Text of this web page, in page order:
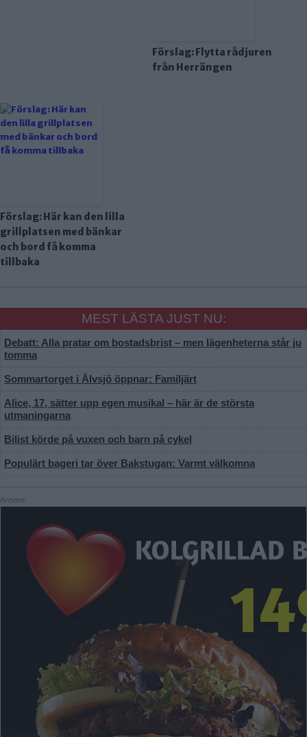
Förslag: Flytta rådjuren
från Herrängen
Förslag: Här kan den lilla
grillplatsen med bänkar
och bord få komma
tillbaka
MEST LÄSTA JUST NU:
Debatt: Alla pratar om bostadsbrist – men lägenheterna står ju
tomma
Sommartorget i Älvsjö öppnar: Familjärt
Alice, 17, sätter upp egen musikal – här är de största
utmaningarna
Bilist körde på vuxen och barn på cykel
Populärt bageri tar över Bakstugan: Varmt välkomna
Annons: